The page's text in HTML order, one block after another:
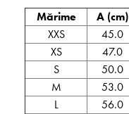
Mărime A (cm)
XXS
45.0
XS
47.0
S
50.0
M
53.0
L
56.0